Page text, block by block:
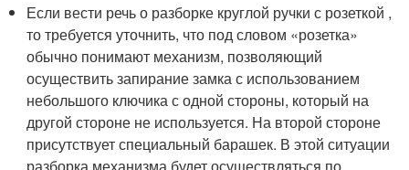
Если вести речь о разборке круглой ручки с розеткой ,
то требуется уточнить, что под словом «розетка»
обычно понимают механизм, позволяющий
осуществить запирание замка с использованием
небольшого ключика с одной стороны, который на
другой стороне не используется. На второй стороне
присутствует специальный барашек. В этой ситуации